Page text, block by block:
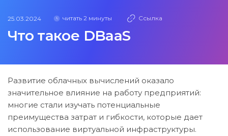
25.03.2024 читать 2 минуты Ссылка
Что такое DBaaS
Развитие облачных вычислений оказало
значительное влияние на работу предприятий:
многие стали изучать потенциальные
преимущества затрат и гибкости, которые дает
использование виртуальной инфраструктуры.